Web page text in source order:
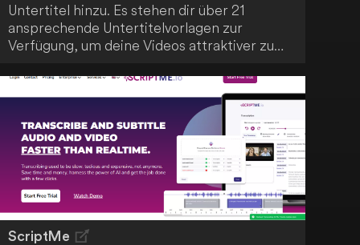
Untertitel hinzu. Es stehen dir über 21
ansprechende Untertitelvorlagen zur
Verfügung, um deine Videos attraktiver zu
Benutzerfreundlichkeit und das Engagement
deiner Zuschauer.
ScriptMe